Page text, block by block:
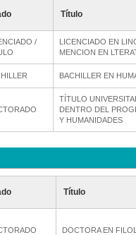
Título
/
LICENCIADO EN
MENCION EN
BACHILLER EN
TÍTULO
DENTRO DEL
Y HUMANIDADES
Título
DOCTORA EN